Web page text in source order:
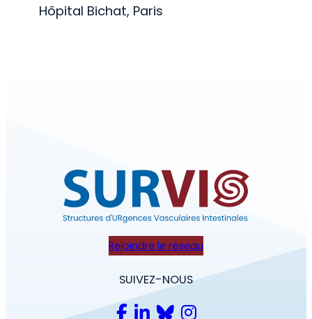
Hôpital Bichat, Paris
Rejoindre le réseau
SUIVEZ-NOUS